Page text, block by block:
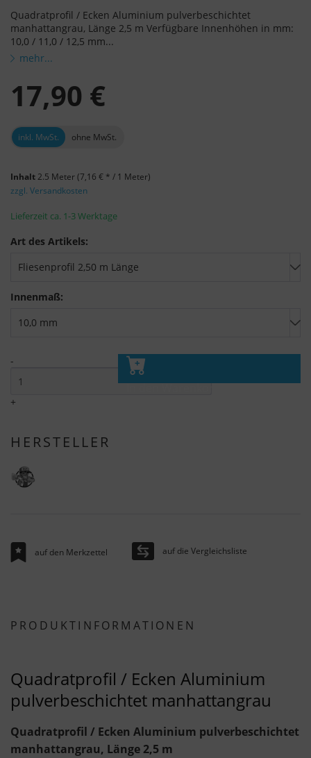
Quadratprofil / Ecken Aluminium pulverbeschichtet
manhattangrau, Länge 2,5 m Verfügbare Innenhöhen in mm:
10,0 / 11,0 / 12,5 mm...
mehr...
17,90 €
inkl. MwSt. ohne MwSt.
Inhalt2.5 Meter(7,16 € * / 1 Meter)
zzgl. Versandkosten
Lieferzeit ca. 1-3 Werktage
Art des Artikels:
Innenmaß:
-
+
In den Warenkorb
HERSTELLER
auf den Merkzettel auf die Vergleichsliste
PRODUKTINFORMATIONEN
Quadratprofil / Ecken Aluminium
pulverbeschichtet manhattangrau
Quadratprofil / Ecken Aluminium pulverbeschichtet
manhattangrau, Länge 2,5 m